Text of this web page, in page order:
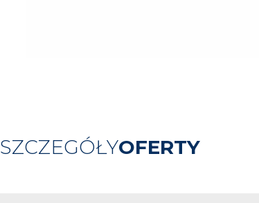
SZCZEGÓŁYOFERTY